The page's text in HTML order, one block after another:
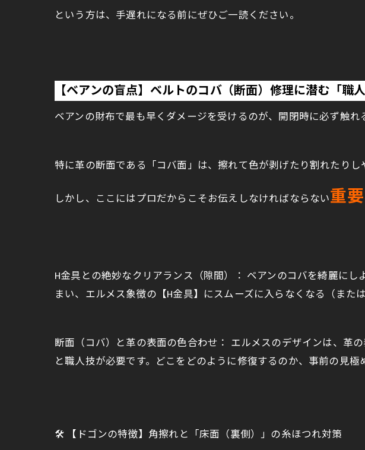
という方は、手遅れになる前にぜひご一読ください。
【ベアンの盲点】ベルトのコバ（断面）修理に潜む「職
ベアンの財布で最も早くダメージを受けるのが、開閉時に必ず触れ
特に革の断面である「コバ面」は、擦れて色が剥げたり割れたり
しかし、ここにはプロだからこそお伝えしなければならない重
H金具との絶妙なクリアランス（隙間）： ベアンのコバを綺麗に
まい、エルメス象徴の【H金具】にスムーズに入らなくなる（また
断面（コバ）と革の表面の色合わせ： エルメスのデザインは、革
と職人技が必要です。どこをどのように修復するのか、事前の見極
🛠️ 【ドゴンの特徴】角擦れと「床面（裏側）」の糸ほつれ対策